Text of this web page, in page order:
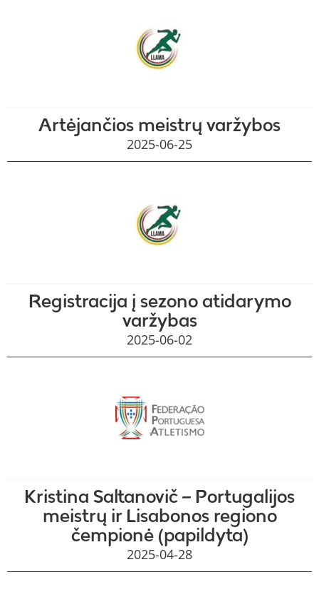
Artėjančios meistrų varžybos
2025-06-25
Registracija į sezono atidarymo
varžybas
2025-06-02
Kristina Saltanovič – Portugalijos
meistrų ir Lisabonos regiono
čempionė (papildyta)
2025-04-28